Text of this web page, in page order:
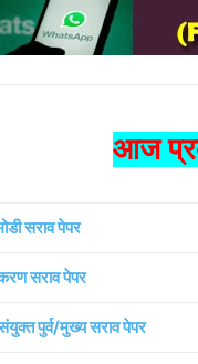
आज
सराव पेपर
सराव पेपर
पुर्व/मुख्य सराव पेपर